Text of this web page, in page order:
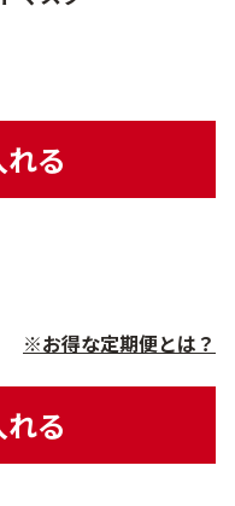
る
※お得な定期便とは？
る